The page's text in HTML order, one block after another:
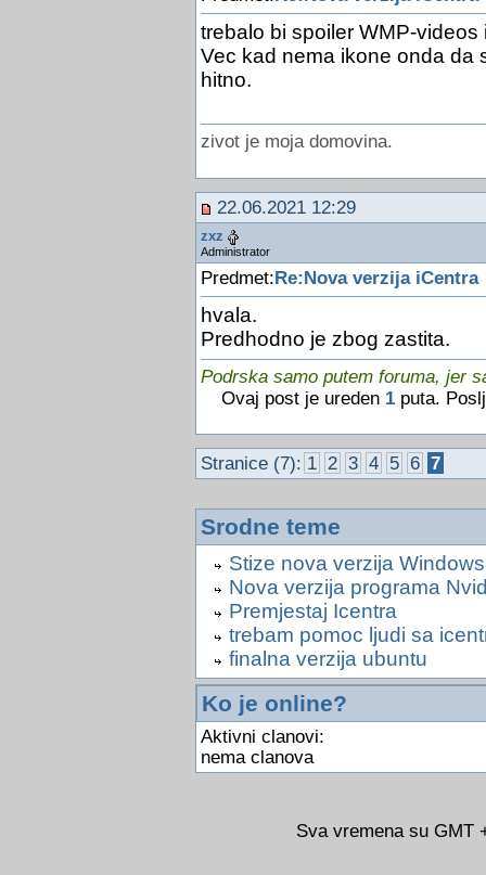
trebalo bi spoiler WMP-
Vec kad nema ikone onda da
hitno.
zivot je moja domovina.
22.06.2021 12:29
zxz
Administrator
Predmet:Re:Nova verzija iCentra
hvala.
Predhodno je zbog zastita.
Podrska samo putem foruma, jer
Ovaj post je ureden 1puta.
Stranice (7): 1 2 3 4 5 6 7
Srodne teme
Stize nova verzija
Nova verzija programa
Premjestaj Icentra
trebam pomoc ljudi sa
finalna verzija ubuntu
Ko je online?
Aktivni clanovi:
nema clanova
Sva vremena su GMT